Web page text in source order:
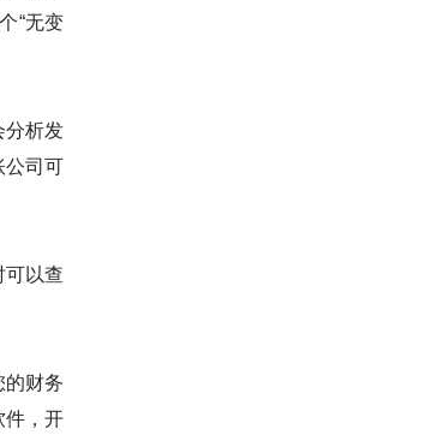
“无变
分析发
公司可
可以查
的财务
件，开